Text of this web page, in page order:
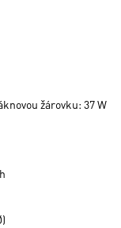
žárovku: 37 W